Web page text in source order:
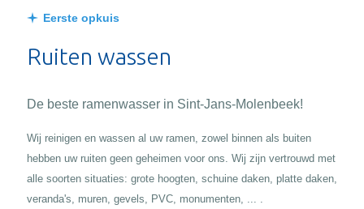
Eerste opkuis
Ruiten wassen
De beste ramenwasser in Sint-Jans-Molenbeek!
Wij reinigen en wassen al uw ramen, zowel binnen als buiten
hebben uw ruiten geen geheimen voor ons. Wij zijn vertrouwd met
alle soorten situaties: grote hoogten, schuine daken, platte daken,
veranda's, muren, gevels, PVC, monumenten, ... .